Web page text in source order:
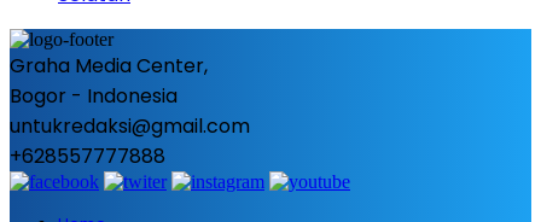
Graha Media Center,
Bogor - Indonesia
untukredaksi@gmail.com
+628557777888